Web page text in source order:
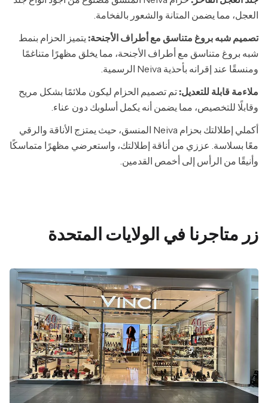
العجل، مما يضمن المتانة والشعور بالفخامة.
تصميم شبه بروغ متناسق مع أطراف الأجنحة: يتميز الحزام بنمط
شبه بروغ متناسق مع أطراف الأجنحة، مما يخلق مظهرًا متناغمًا
ومنسقًا عند إقرانه بأحذية Neiva الرسمية.
ملاءمة قابلة للتعديل: تم تصميم الحزام ليكون ملائمًا بشكل مريح
وقابلًا للتخصيص، مما يضمن أنه يكمل أسلوبك دون عناء.
أكملي إطلالتك بحزام Neiva المنسق، حيث يمتزج الأناقة والرقي
معًا بسلاسة. عززي من أناقة إطلالتك، واستعرضي مظهرًا متماسكًا
وأنيقًا من الرأس إلى أخمص القدمين.
زر متاجرنا في الولايات المتحدة